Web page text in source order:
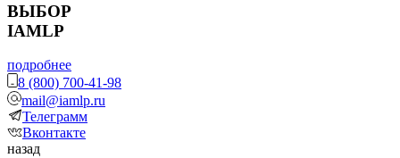
ВЫБОР
IAMLP
подробнее
8 (800) 700-41-98
mail@iamlp.ru
Телеграмм
Вконтакте
назад